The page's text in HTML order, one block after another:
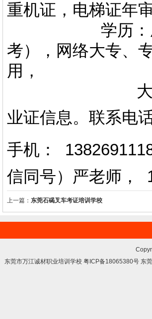
重机证，电梯证年审
学历：成人大
考），网络大专、
用，
大专和本科
业证信息。 联系电
手机：
信同号）严老师 ，
上一篇： 东莞石碣叉车考证培训学校
东莞市万江诚材职业培训学校 粤ICP备18065380号 东